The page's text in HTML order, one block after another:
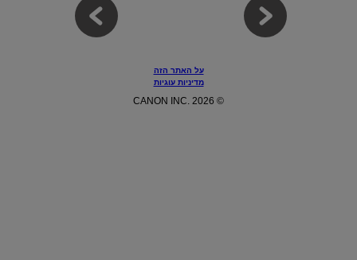
על האתר הזה
מדיניות עוגיות
© CANON INC. 2026